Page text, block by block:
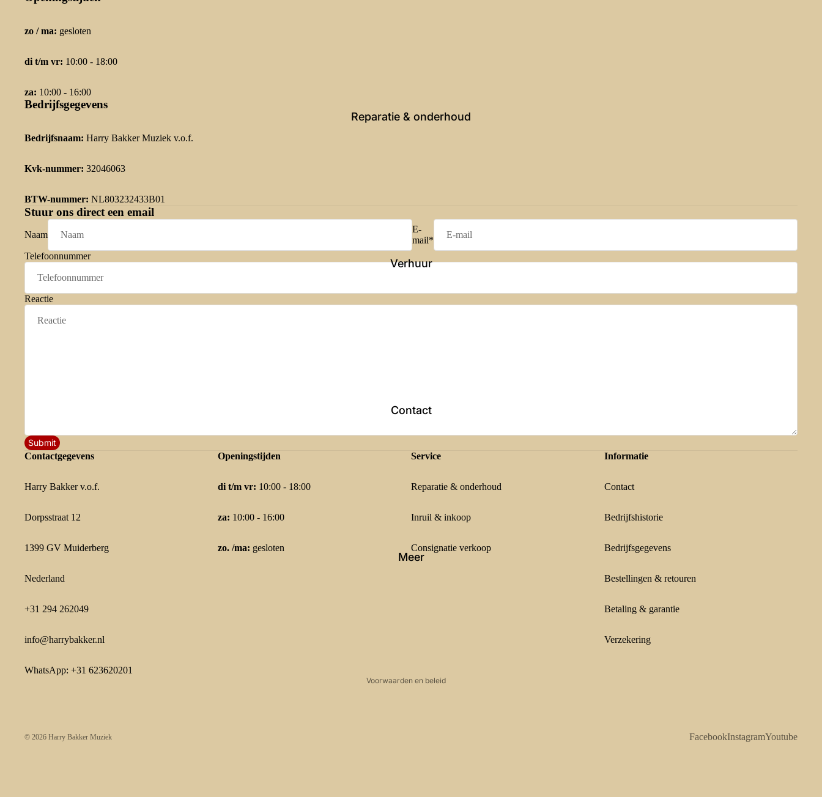
Reparatie & onderhoud
Verhuur
Contact
Meer
zo / ma: gesloten
di t/m vr: 10:00 - 18:00
za: 10:00 - 16:00
Bedrijfsgegevens
Bedrijfsnaam: Harry Bakker Muziek v.o.f.
Kvk-nummer: 32046063
BTW-nummer: NL803232433B01
Stuur ons direct een email
Naam
E-
mail*
Telefoonnummer
Reactie
Submit
Contactgegevens
Harry Bakker v.o.f.
Dorpsstraat 12
1399 GV Muiderberg
Nederland
+31 294 262049
info@harrybakker.nl
WhatsApp: +31 623620201
Openingstijden
di t/m vr: 10:00 - 18:00
za: 10:00 - 16:00
zo. /ma: gesloten
Service
Reparatie & onderhoud
Inruil & inkoop
Consignatie verkoop
Informatie
Contact
Bedrijfshistorie
Bedrijfsgegevens
Bestellingen & retouren
Betaling & garantie
Verzekering
© 2026 Harry Bakker Muziek
Voorwaarden en beleid
FacebookInstagramYoutube